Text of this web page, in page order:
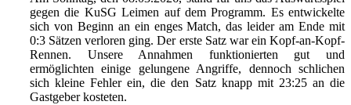
gegen die KuSG Leimen auf dem Programm. Es entwickelte
sich von Beginn an ein enges Match, das leider am Ende mit
0:3 Sätzen verloren ging. Der erste Satz war ein Kopf-an-Kopf-
Rennen. Unsere Annahmen funktionierten gut und
ermöglichten einige gelungene Angriffe, dennoch schlichen
sich kleine Fehler ein, die den Satz knapp mit 23:25 an die
Gastgeber kosteten.